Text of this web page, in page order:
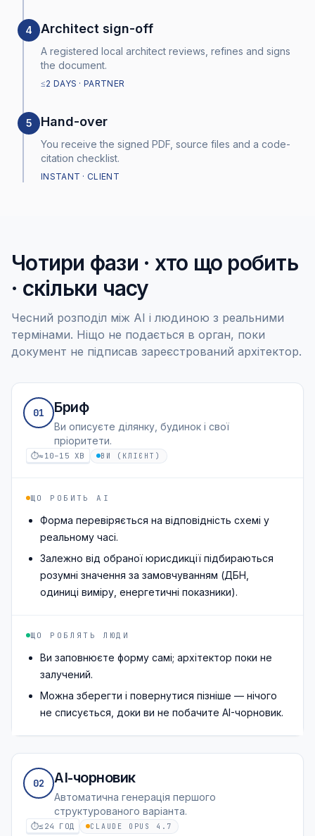
4 Architect sign-off
A registered local architect reviews, refines and signs
the document.
≤2 DAYS · PARTNER
5 Hand-over
You receive the signed PDF, source files and a code-
citation checklist.
INSTANT · CLIENT
Чотири фази · хто що робить
· скільки часу
Чесний розподіл між AI і людиною з реальними
термінами. Ніщо не подається в орган, поки
документ не підписав зареєстрований архітектор.
01 Бриф
Ви описуєте ділянку, будинок і свої
пріоритети.
⏱≈10–15 ХВ ВИ (КЛІЄНТ)
ЩО РОБИТЬ AI
Форма перевіряється на відповідність схемі у
реальному часі.
Залежно від обраної юрисдикції підбираються
розумні значення за замовчуванням (ДБН,
одиниці виміру, енергетичні показники).
ЩО РОБЛЯТЬ ЛЮДИ
Ви заповнюєте форму самі; архітектор поки не
залучений.
Можна зберегти і повернутися пізніше — нічого
не списується, доки ви не побачите AI-чорновик.
02 AI-чорновик
Автоматична генерація першого
структурованого варіанта.
⏱≤24 ГОД CLAUDE OPUS 4.7